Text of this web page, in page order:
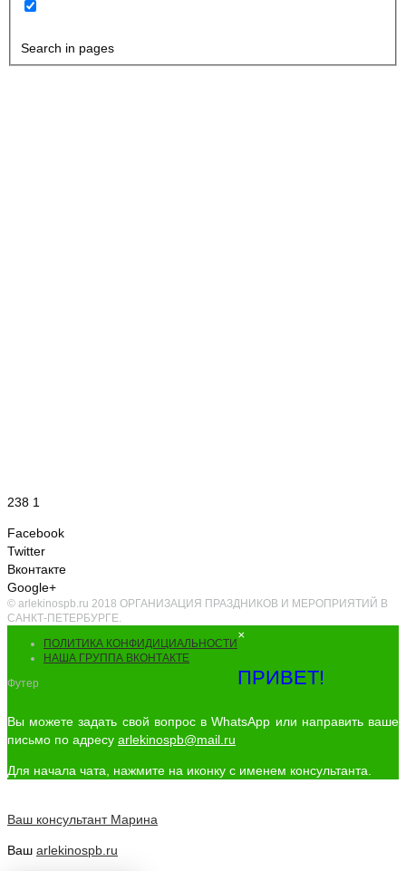
Search in pages
238 1
Facebook
Twitter
Вконтакте
Google+
© arlekinospb.ru 2018 ОРГАНИЗАЦИЯ ПРАЗДНИКОВ И МЕРОПРИЯТИЙ В
САНКТ-ПЕТЕРБУРГЕ.
ПОЛИТИКА КОНФИДИЦИАЛЬНОСТИ
НАША ГРУППА ВКОНТАКТЕ
Футер
×
ПРИВЕТ!
Вы можете задать свой вопрос в WhatsApp или направить ваше
письмо по адресу arlekinospb@mail.ru
Для начала чата, нажмите на иконку с именем консультанта.
Ваш консультант Марина
Ваш arlekinospb.ru